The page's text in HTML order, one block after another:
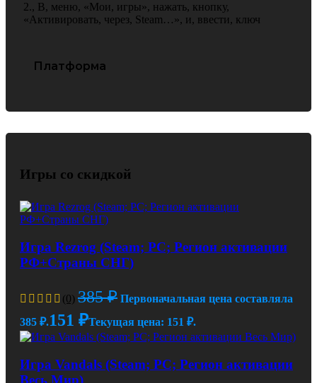
2., В, меню, «Мои, игры», нажать, кнопку,
«Активировать, через, Steam…», и, ввести, ключ
Платформа
Игры со скидкой
Игра Rezrog (Steam; PC; Регион активации
РФ+Страны СНГ)
(0) 385₽ Первоначальная цена составляла
385 ₽.151 ₽Текущая цена: 151 ₽.
Игра Vandals (Steam; PC; Регион активации
Весь Мир)